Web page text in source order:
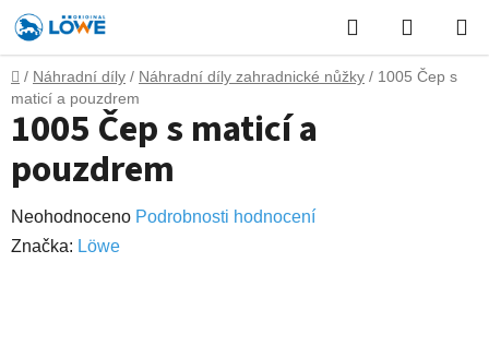
Přejít
na
obsah
Hledat
KOŠÍK
Domů
/ Náhradní díly / Náhradní díly zahradnické nůžky / 1005 Čep s
maticí a pouzdrem
1005 Čep s maticí a
pouzdrem
Průměrné
hodnocení
Neohodnoceno Podrobnosti hodnocení
Značka: Lӧwe